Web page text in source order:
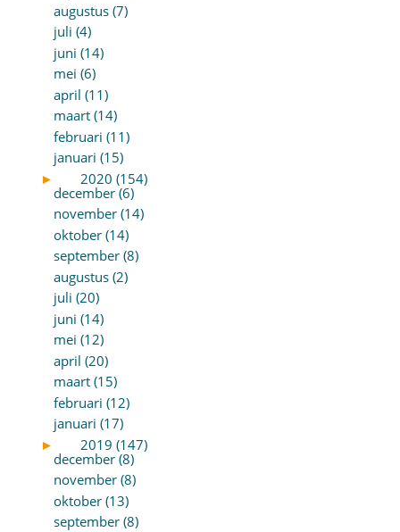
augustus (7)
juli (4)
juni (14)
mei (6)
april (11)
maart (14)
februari (11)
januari (15)
►
2020 (154)
december (6)
november (14)
oktober (14)
september (8)
augustus (2)
juli (20)
juni (14)
mei (12)
april (20)
maart (15)
februari (12)
januari (17)
►
2019 (147)
december (8)
november (8)
oktober (13)
september (8)